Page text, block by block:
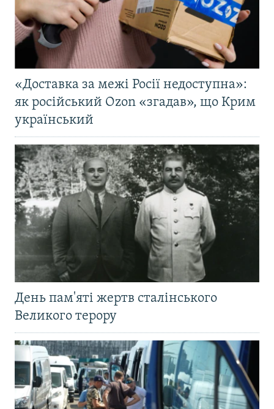
«Доставка за межі Росії недоступна»:
як російський Ozon «згадав», що Крим
український
День пам'яті жертв сталінського
Великого терору